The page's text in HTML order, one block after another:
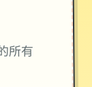
所有